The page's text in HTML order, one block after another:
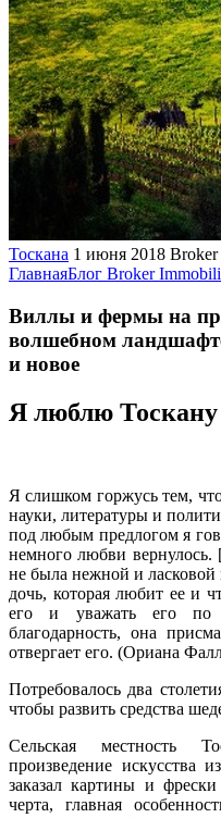
Тоскана 1 июня 2018
ГлавнаяБлог Broker
Виллы и фермы на
волшебном
и новое
Я люблю Тоскану
Я слишком горжусь тем,
науки, литературы и
под любым предлогом я
немного любви вернулось.
не была нежной и ласковой
дочь, которая любит ее и
его и уважать его по
благодарность, она
отвергает его. (Ориана
Потребовалось два
чтобы развить средства
Сельская местность
произведение искусства
заказал картины и
черта, главная